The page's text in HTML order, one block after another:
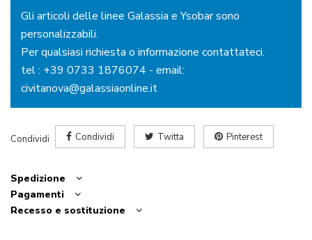
Gli articoli delle linee Galassia e Ysobar sono
personalizzabili.
Per qualsiasi richiesta o informazione contattateci.
tel : +39 0733 1876074 - email:
civitanova@galassiaonline.it
Condividi Condividi Twitta Pinterest
Spedizione
Pagamenti
Recesso e sostituzione